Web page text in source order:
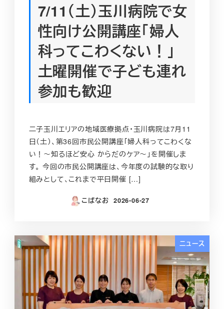
7/11（土）玉川病院で女
性向け公開講座「婦人
科ってこわくない！」
土曜開催で子ども連れ
参加も歓迎
二子玉川エリアの地域医療拠点・玉川病院は7月11
日（土）、第36回市民公開講座「婦人科ってこわくな
い！～知るほど安心 からだのケア～」を開催しま
す。 今回の市民公開講座は、今年度の試験的な取り
組みとして、これまで平日開催 […]
こばなお
投稿日
2026-06-27
ニュース